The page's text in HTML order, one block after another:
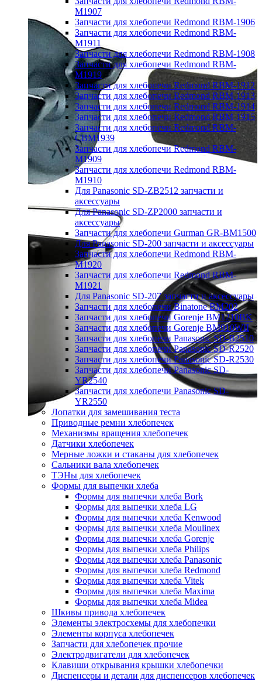
M1907
Запчасти для хлебопечи Redmond RBM-1906
Запчасти для хлебопечи Redmond RBM-
M1911
Запчасти для хлебопечи Redmond RBM-1908
Запчасти для хлебопечи Redmond RBM-
M1919
Запчасти для хлебопечи Redmond RBM-1912
Запчасти для хлебопечи Redmond RBM-1913
Запчасти для хлебопечи Redmond RBM-1914
Запчасти для хлебопечи Redmond RBM-1915
Запчасти для хлебопечи Redmond RBM-
CBM1939
Запчасти для хлебопечи Redmond RBM-
M1909
Запчасти для хлебопечи Redmond RBM-
M1910
Для Panasonic SD-ZB2512 запчасти и
аксессуары
Для Panasonic SD-ZP2000 запчасти и
аксессуары
Запчасти для хлебопечи Gurman GR-BM1500
Для Panasonic SD-200 запчасти и аксессуары
Запчасти для хлебопечи Redmond RBM-
M1920
Запчасти для хлебопечи Redmond RBM-
M1921
Для Panasonic SD-207 запчасти и аксессуары
Запчасти для хлебопечи Binatone BM202
Запчасти для хлебопечи Gorenje BM1210BK
Запчасти для хлебопечи Gorenje BM910WII
Запчасти для хлебопечи Panasonic SD-B2510
Запчасти для хлебопечи Panasonic SD-R2520
Запчасти для хлебопечи Panasonic SD-R2530
Запчасти для хлебопечи Panasonic SD-
YR2540
Запчасти для хлебопечи Panasonic SD-
YR2550
Лопатки для замешивания теста
Приводные ремни хлебопечек
Механизмы вращения хлебопечек
Датчики хлебопечек
Мерные ложки и стаканы для хлебопечек
Сальники вала хлебопечек
ТЭНы для хлебопечек
Формы для выпечки хлеба
Формы для выпечки хлеба Bork
Формы для выпечки хлеба LG
Формы для выпечки хлеба Kenwood
Формы для выпечки хлеба Moulinex
Формы для выпечки хлеба Gorenje
Формы для выпечки хлеба Philips
Формы для выпечки хлеба Panasonic
Формы для выпечки хлеба Redmond
Формы для выпечки хлеба Vitek
Формы для выпечки хлеба Maxima
Формы для выпечки хлеба Midea
Шкивы привода хлебопечек
Элементы электросхемы для хлебопечки
Элементы корпуса хлебопечек
Запчасти для хлебопечек прочие
Электродвигатели для хлебопечек
Клавиши открывания крышки хлебопечки
Диспенсеры и детали для диспенсеров хлебопечек